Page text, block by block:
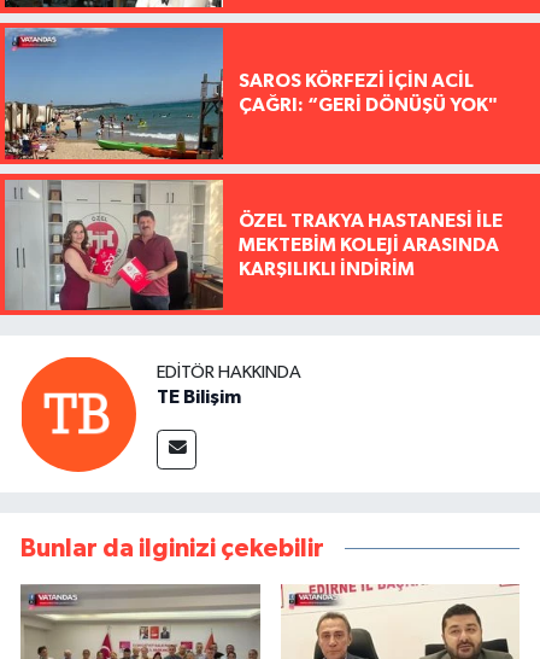
SAROS KÖRFEZİ İÇİN ACİL
ÇAĞRI: “GERİ DÖNÜŞÜ YOK"
ÖZEL TRAKYA HASTANESİ İLE
MEKTEBİM KOLEJİ ARASINDA
KARŞILIKLI İNDİRİM
EDITÖR HAKKINDA
TE Bilişim
Bunlar da ilginizi çekebilir